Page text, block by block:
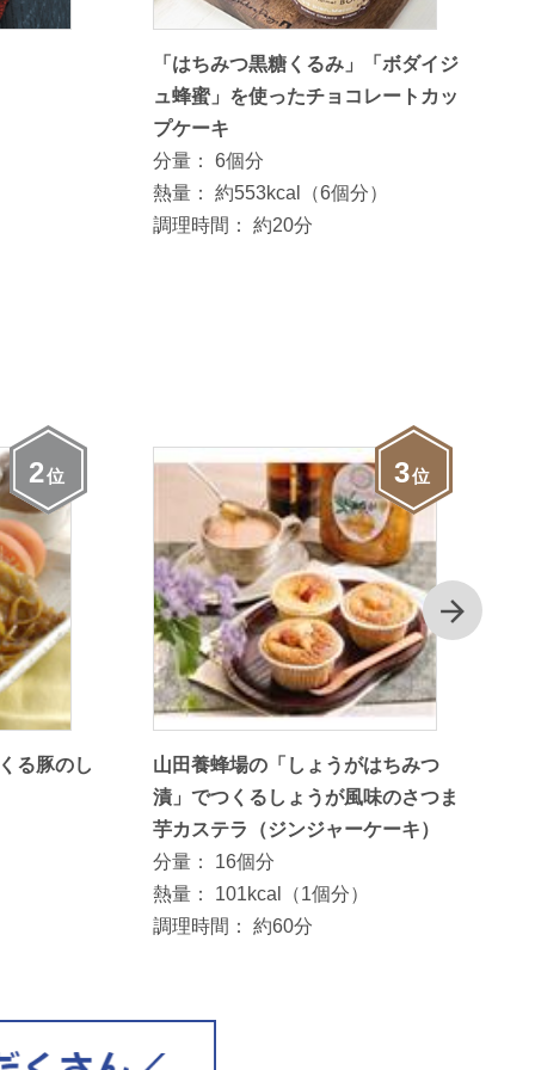
「はちみつ黒糖くるみ」「ボダイジ
ュ蜂蜜」を使ったチョコレートカッ
プケーキ
分量：
6個分
熱量：
約553kcal（6個分）
調理時間：
約20分
2位
る豚のし
3位
山田養蜂場の「しょうがはちみつ
漬」でつくるしょうが風味のさつま
芋カステラ（ジンジャーケーキ）
分量：
16個分
熱量：
101kcal（1個分）
調理時間：
約60分
次